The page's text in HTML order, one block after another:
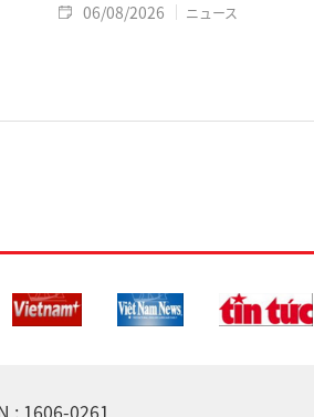
06/08/2026 ニュース
: 1606-0261